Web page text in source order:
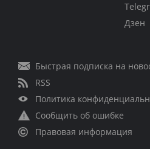
Дзен
Быстрая подписка на
RSS
Политика
Сообщить об ошибке
Правовая информация